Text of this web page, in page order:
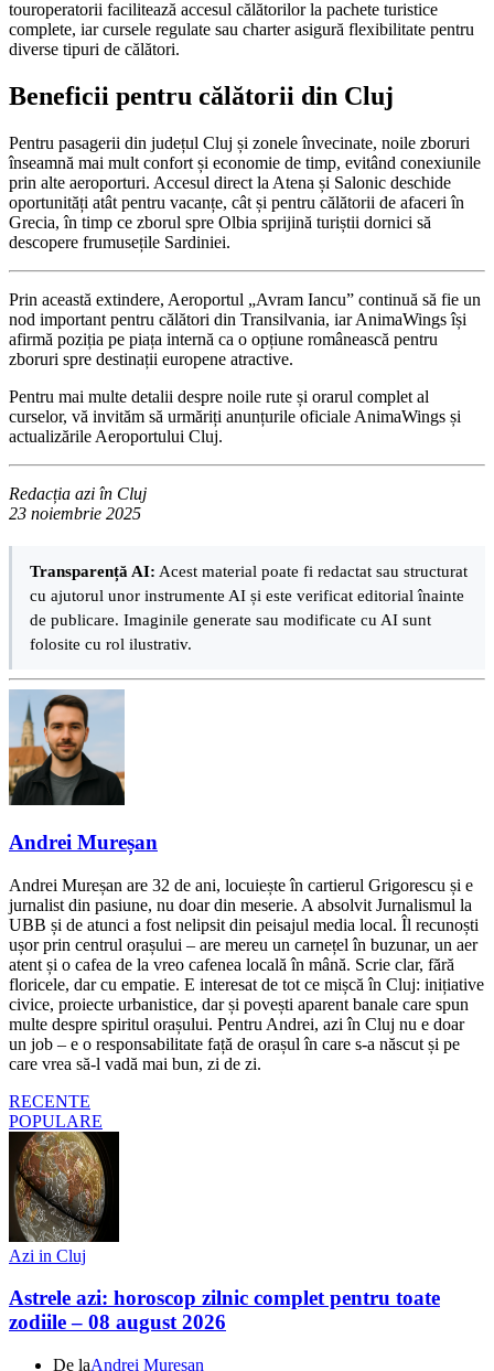
touroperatorii facilitează accesul călătorilor la pachete turistice
complete, iar cursele regulate sau charter asigură flexibilitate pentru
diverse tipuri de călători.
Beneficii pentru călătorii din Cluj
Pentru pasagerii din județul Cluj și zonele învecinate, noile zboruri
înseamnă mai mult confort și economie de timp, evitând conexiunile
prin alte aeroporturi. Accesul direct la Atena și Salonic deschide
oportunități atât pentru vacanțe, cât și pentru călătorii de afaceri în
Grecia, în timp ce zborul spre Olbia sprijină turiștii dornici să
descopere frumusețile Sardiniei.
Prin această extindere, Aeroportul „Avram Iancu” continuă să fie un
nod important pentru călători din Transilvania, iar AnimaWings își
afirmă poziția pe piața internă ca o opțiune românească pentru
zboruri spre destinații europene atractive.
Pentru mai multe detalii despre noile rute și orarul complet al
curselor, vă invităm să urmăriți anunțurile oficiale AnimaWings și
actualizările Aeroportului Cluj.
Redacția azi în Cluj
23 noiembrie 2025
Transparență AI: Acest material poate fi redactat sau structurat
cu ajutorul unor instrumente AI și este verificat editorial înainte
de publicare. Imaginile generate sau modificate cu AI sunt
folosite cu rol ilustrativ.
Andrei Mureșan
Andrei Mureșan are 32 de ani, locuiește în cartierul Grigorescu și e
jurnalist din pasiune, nu doar din meserie. A absolvit Jurnalismul la
UBB și de atunci a fost nelipsit din peisajul media local. Îl recunoști
ușor prin centrul orașului – are mereu un carnețel în buzunar, un aer
atent și o cafea de la vreo cafenea locală în mână. Scrie clar, fără
floricele, dar cu empatie. E interesat de tot ce mișcă în Cluj: inițiative
civice, proiecte urbanistice, dar și povești aparent banale care spun
multe despre spiritul orașului. Pentru Andrei, azi în Cluj nu e doar
un job – e o responsabilitate față de orașul în care s-a născut și pe
care vrea să-l vadă mai bun, zi de zi.
RECENTE
POPULARE
Azi in Cluj
Astrele azi: horoscop zilnic complet pentru toate
zodiile – 08 august 2026
De laAndrei Mureșan